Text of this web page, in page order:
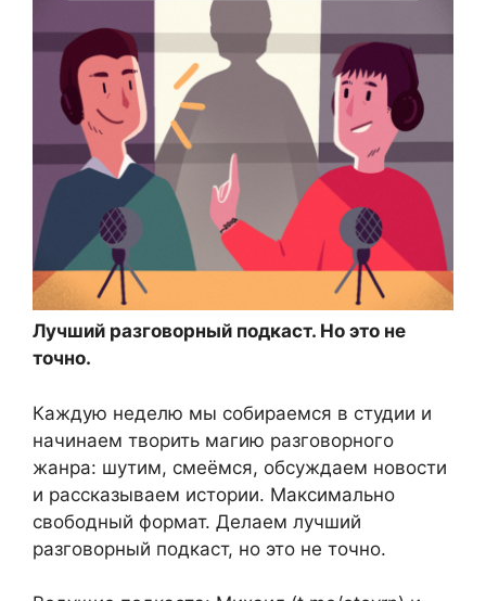
Лучший разговорный подкаст. Но это не
точно.
Каждую неделю мы собираемся в студии и
начинаем творить магию разговорного
жанра: шутим, смеёмся, обсуждаем новости
и рассказываем истории. Максимально
свободный формат. Делаем лучший
разговорный подкаст, но это не точно.